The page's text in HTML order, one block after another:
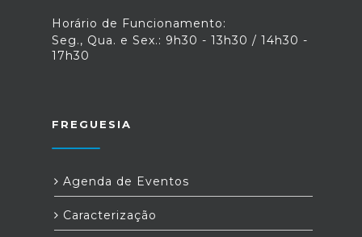
Horário de Funcionamento:
Seg., Qua. e Sex.: 9h30 - 13h30 / 14h30 -
17h30
FREGUESIA
Agenda de Eventos
Caracterização